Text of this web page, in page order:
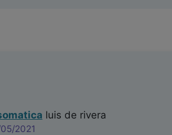
luis de rivera
2021